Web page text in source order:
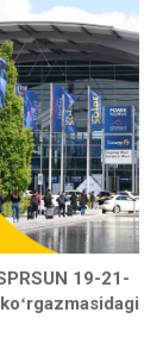
19-21-